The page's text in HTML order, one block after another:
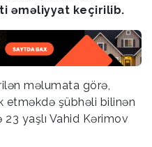
əməliyyat keçirilib.
məlumata görə,
etməkdə şübhəli bilinən
yaşlı Vahid Kərimov